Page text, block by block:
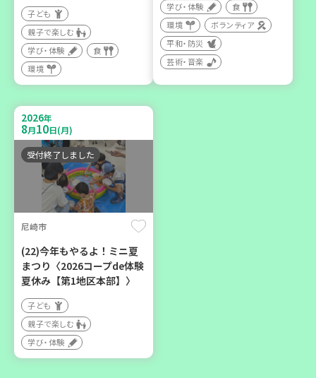
2026年
9月16日(水)
神戸市兵庫区
【第3地区本部】ほっとひと
いき 親子でゆったりタイ
ム♪(毎月開催予定)
子ども
親子で楽しむ
学び・体験
カフェ・つどい場
子ども
親子で楽しむ
学び・体験
食
環境
学び・体験
食
環境
ボランティア
平和・防災
芸術・音楽
2026年
8月10日(月)
受付終了しました
尼崎市
(22)今年もやるよ！ミニ夏
まつり〈2026コープde体験
夏休み【第1地区本部】〉
子ども
親子で楽しむ
学び・体験